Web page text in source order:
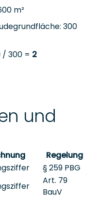
m²
300
/ 300 = 2
und
Regelung
§ 259 PBG
Art. 79
BauV